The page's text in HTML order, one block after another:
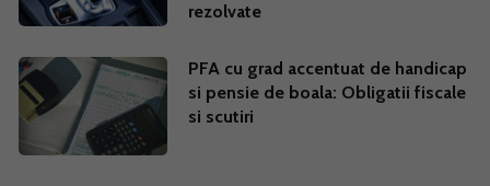
rezolvate
PFA cu grad accentuat de handicap
si pensie de boala: Obligatii fiscale
si scutiri